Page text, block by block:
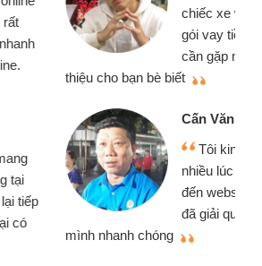
chiếc xe wave nhưng thật may đã có
gói vay tiền bằng CMND online không
cần gặp mặt nên rất tiện lợi, sẽ giới
Cấn Văn Lực - Tạp hóa
Tôi kinh doanh buôn bán nhỏ lẻ
nhiều lúc cần vốn nhập hàng, nhờ biết
đến website qua bạn bè giới thiệu tôi
đã giải quyết được công việc của